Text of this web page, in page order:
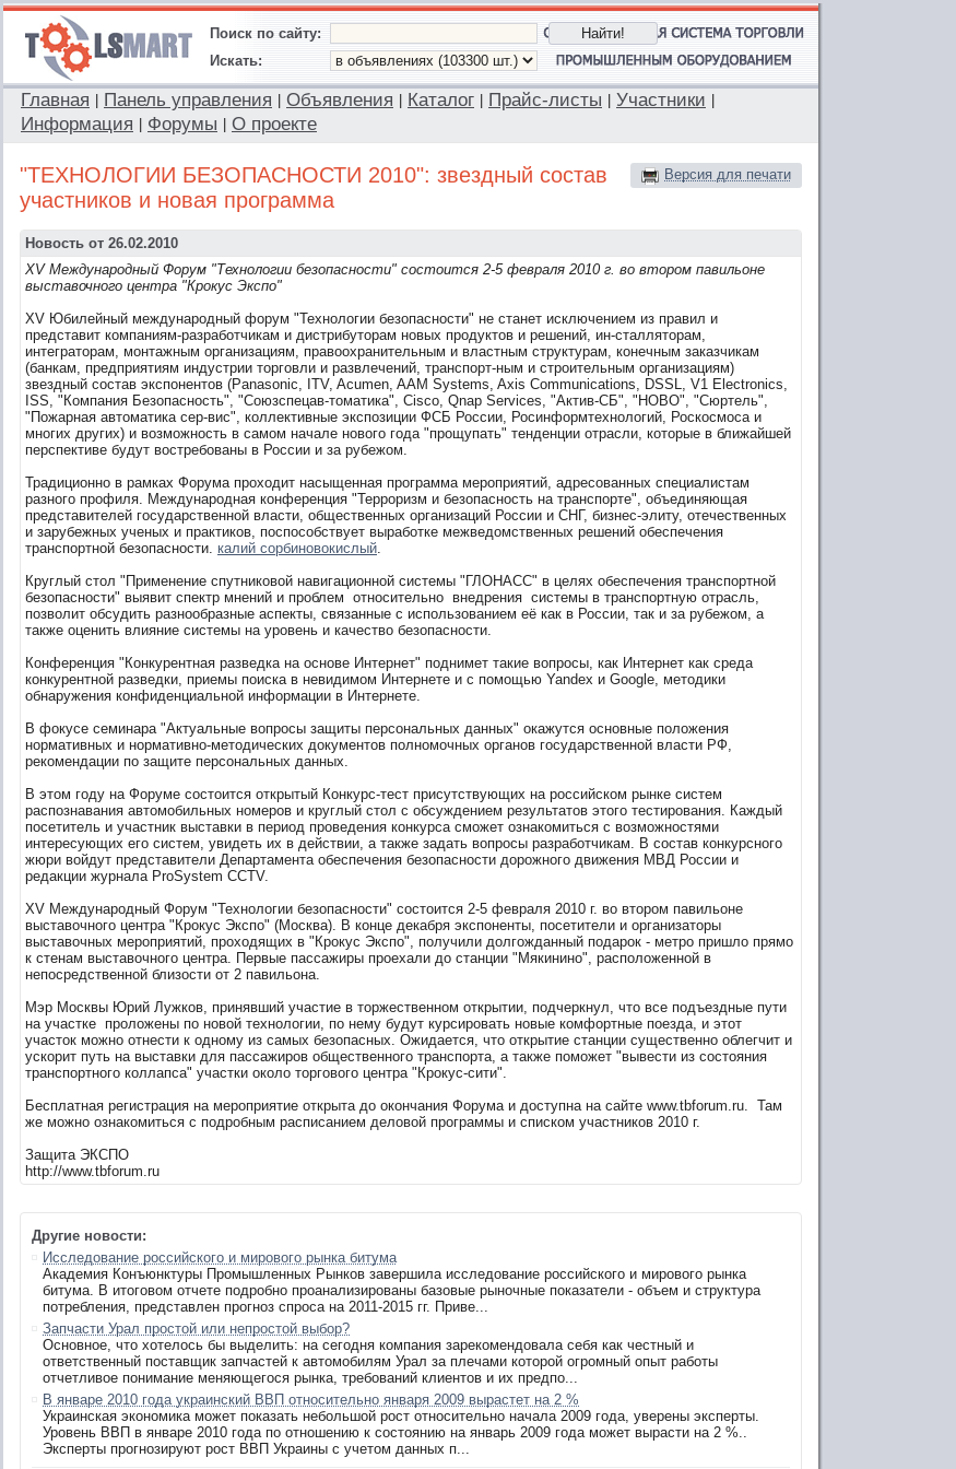
Поиск по сайту:
Искать:
Главная Панель управления Объявления Каталог Прайс-листы Участники
Информация Форумы О проекте
Версия для печати
"ТЕХНОЛОГИИ БЕЗОПАСНОСТИ 2010": звездный состав
участников и новая программа
Новость от 26.02.2010
XV Международный Форум "Технологии безопасности" состоится 2-5 февраля 2010 г. во втором павильоне
выставочного центра "Крокус Экспо"
XV Юбилейный международный форум "Технологии безопасности" не станет исключением из правил и
представит компаниям-разработчикам и дистрибуторам новых продуктов и решений, ин-сталляторам,
интеграторам, монтажным организациям, правоохранительным и властным структурам, конечным заказчикам
(банкам, предприятиям индустрии торговли и развлечений, транспорт-ным и строительным организациям)
звездный состав экспонентов (Panasonic, ITV, Acumen, AAM Systems, Axis Communications, DSSL, V1 Electronics,
ISS, "Компания Безопасность", "Союзспецав-томатика", Cisco, Qnap Services, "Актив-СБ", "НОВО", "Сюртель",
"Пожарная автоматика сер-вис", коллективные экспозиции ФСБ России, Росинформтехнологий, Роскосмоса и
многих других) и возможность в самом начале нового года "прощупать" тенденции отрасли, которые в ближайшей
перспективе будут востребованы в России и за рубежом.
Традиционно в рамках Форума проходит насыщенная программа мероприятий, адресованных специалистам
разного профиля. Международная конференция "Терроризм и безопасность на транспорте", объединяющая
представителей государственной власти, общественных организаций России и СНГ, бизнес-элиту, отечественных
и зарубежных ученых и практиков, поспособствует выработке межведомственных решений обеспечения
транспортной безопасности. калий сорбиновокислый.
Круглый стол "Применение спутниковой навигационной системы "ГЛОНАСС" в целях обеспечения транспортной
безопасности" выявит спектр мнений и проблем относительно внедрения системы в транспортную отрасль,
позволит обсудить разнообразные аспекты, связанные с использованием её как в России, так и за рубежом, а
также оценить влияние системы на уровень и качество безопасности.
Конференция "Конкурентная разведка на основе Интернет" поднимет такие вопросы, как Интернет как среда
конкурентной разведки, приемы поиска в невидимом Интернете и с помощью Yandex и Google, методики
обнаружения конфиденциальной информации в Интернете.
В фокусе семинара "Актуальные вопросы защиты персональных данных" окажутся основные положения
нормативных и нормативно-методических документов полномочных органов государственной власти РФ,
рекомендации по защите персональных данных.
В этом году на Форуме состоится открытый Конкурс-тест присутствующих на российском рынке систем
распознавания автомобильных номеров и круглый стол с обсуждением результатов этого тестирования. Каждый
посетитель и участник выставки в период проведения конкурса сможет ознакомиться с возможностями
интересующих его систем, увидеть их в действии, а также задать вопросы разработчикам. В состав конкурсного
жюри войдут представители Департамента обеспечения безопасности дорожного движения МВД России и
редакции журнала ProSystem CCTV.
XV Международный Форум "Технологии безопасности" состоится 2-5 февраля 2010 г. во втором павильоне
выставочного центра "Крокус Экспо" (Москва). В конце декабря экспоненты, посетители и организаторы
выставочных мероприятий, проходящих в "Крокус Экспо", получили долгожданный подарок - метро пришло прямо
к стенам выставочного центра. Первые пассажиры проехали до станции "Мякинино", расположенной в
непосредственной близости от 2 павильона.
Мэр Москвы Юрий Лужков, принявший участие в торжественном открытии, подчеркнул, что все подъездные пути
на участке проложены по новой технологии, по нему будут курсировать новые комфортные поезда, и этот
участок можно отнести к одному из самых безопасных. Ожидается, что открытие станции существенно облегчит и
ускорит путь на выставки для пассажиров общественного транспорта, а также поможет "вывести из состояния
транспортного коллапса" участки около торгового центра "Крокус-сити".
Бесплатная регистрация на мероприятие открыта до окончания Форума и доступна на сайте www.tbforum.ru. Там
же можно ознакомиться с подробным расписанием деловой программы и списком участников 2010 г.
Защита ЭКСПО
http://www.tbforum.ru
Другие новости:
Исследование российского и мирового рынка битума
Академия Конъюнктуры Промышленных Рынков завершила исследование российского и мирового рынка
битума. В итоговом отчете подробно проанализированы базовые рыночные показатели - объем и структура
потребления, представлен прогноз спроса на 2011-2015 гг. Приве...
Запчасти Урал простой или непростой выбор?
Основное, что хотелось бы выделить: на сегодня компания зарекомендовала себя как честный и
ответственный поставщик запчастей к автомобилям Урал за плечами которой огромный опыт работы
отчетливое понимание меняющегося рынка, требований клиентов и их предпо...
В январе 2010 года украинский ВВП относительно января 2009 вырастет на 2 %
Украинская экономика может показать небольшой рост относительно начала 2009 года, уверены эксперты.
Уровень ВВП в январе 2010 года по отношению к состоянию на январь 2009 года может вырасти на 2 %..
Эксперты прогнозируют рост ВВП Украины с учетом данных п...